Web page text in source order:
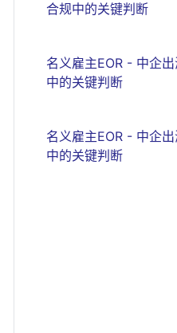
合规中的关键判断
名义雇主EOR - 中企
中的关键判断
名义雇主EOR - 中企
中的关键判断